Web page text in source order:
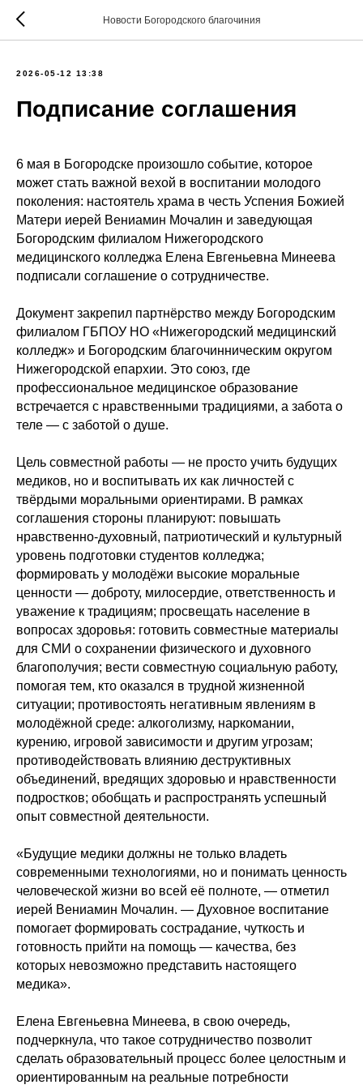
Новости Богородского благочиния
2026-05-12 13:38
Подписание соглашения
6 мая в Богородске произошло событие, которое
может стать важной вехой в воспитании молодого
поколения: настоятель храма в честь Успения Божией
Матери иерей Вениамин Мочалин и заведующая
Богородским филиалом Нижегородского
медицинского колледжа Елена Евгеньевна Минеева
подписали соглашение о сотрудничестве.
Документ закрепил партнёрство между Богородским
филиалом ГБПОУ НО «Нижегородский медицинский
колледж» и Богородским благочинническим округом
Нижегородской епархии. Это союз, где
профессиональное медицинское образование
встречается с нравственными традициями, а забота о
теле — с заботой о душе.
Цель совместной работы — не просто учить будущих
медиков, но и воспитывать их как личностей с
твёрдыми моральными ориентирами. В рамках
соглашения стороны планируют: повышать
нравственно‑духовный, патриотический и культурный
уровень подготовки студентов колледжа;
формировать у молодёжи высокие моральные
ценности — доброту, милосердие, ответственность и
уважение к традициям; просвещать население в
вопросах здоровья: готовить совместные материалы
для СМИ о сохранении физического и духовного
благополучия; вести совместную социальную работу,
помогая тем, кто оказался в трудной жизненной
ситуации; противостоять негативным явлениям в
молодёжной среде: алкоголизму, наркомании,
курению, игровой зависимости и другим угрозам;
противодействовать влиянию деструктивных
объединений, вредящих здоровью и нравственности
подростков; обобщать и распространять успешный
опыт совместной деятельности.
«Будущие медики должны не только владеть
современными технологиями, но и понимать ценность
человеческой жизни во всей её полноте, — отметил
иерей Вениамин Мочалин. — Духовное воспитание
помогает формировать сострадание, чуткость и
готовность прийти на помощь — качества, без
которых невозможно представить настоящего
медика».
Елена Евгеньевна Минеева, в свою очередь,
подчеркнула, что такое сотрудничество позволит
сделать образовательный процесс более целостным и
ориентированным на реальные потребности